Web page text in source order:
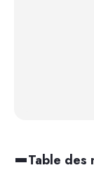
Table des